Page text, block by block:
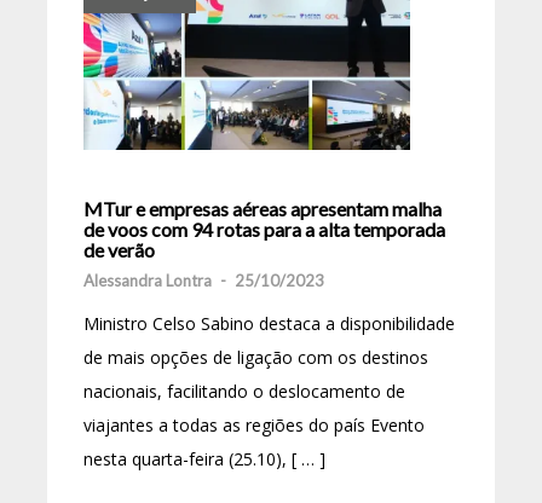
MTur e empresas aéreas apresentam malha
de voos com 94 rotas para a alta temporada
de verão
Alessandra Lontra - 25/10/2023
Ministro Celso Sabino destaca a disponibilidade
de mais opções de ligação com os destinos
nacionais, facilitando o deslocamento de
viajantes a todas as regiões do país Evento
nesta quarta-feira (25.10), [ … ]